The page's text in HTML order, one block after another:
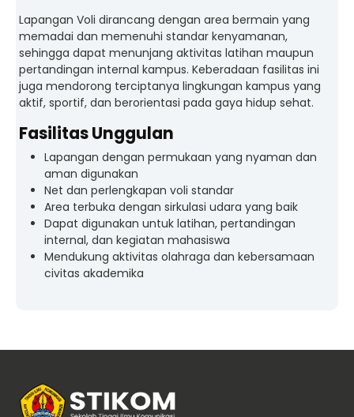
Lapangan Voli dirancang dengan area bermain yang
memadai dan memenuhi standar kenyamanan,
sehingga dapat menunjang aktivitas latihan maupun
pertandingan internal kampus. Keberadaan fasilitas ini
juga mendorong terciptanya lingkungan kampus yang
aktif, sportif, dan berorientasi pada gaya hidup sehat.
Fasilitas Unggulan
Lapangan dengan permukaan yang nyaman dan
aman digunakan
Net dan perlengkapan voli standar
Area terbuka dengan sirkulasi udara yang baik
Dapat digunakan untuk latihan, pertandingan
internal, dan kegiatan mahasiswa
Mendukung aktivitas olahraga dan kebersamaan
civitas akademika